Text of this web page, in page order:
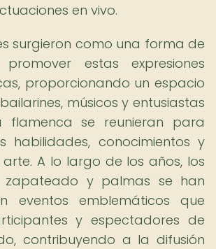
en vivo.
surgieron como una forma de
estas expresiones
proporcionando un espacio
músicos y entusiastas
se reunieran para
habilidades, conocimientos y
A lo largo de los años, los
zapateado y palmas se han
eventos emblemáticos que
y espectadores de
contribuyendo a la difusión